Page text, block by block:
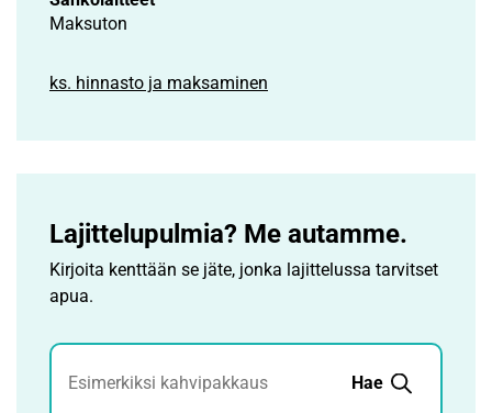
Maksuton
ks. hinnasto ja maksaminen
Lajittelupulmia? Me autamme.
Kirjoita kenttään se jäte, jonka lajittelussa tarvitset
apua.
Jätehaku
Hae